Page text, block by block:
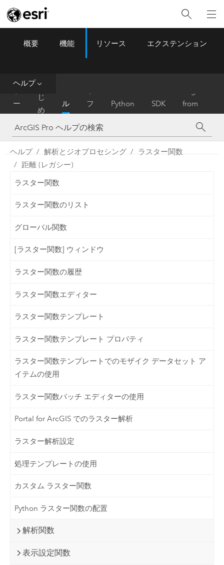
ArcGIS Pro Menu
概要 機能 リソース エクステンション
ヘルプ
ー
ム
は
じ
め
に
ル
プ
フ
ァ
レ
ン
ス
Python SDK
from
ArcMap
ヘルプ 解析とジオプロセシング
ラスター関数
距離 (レガシー)
ラスター関数
ラスター関数のリスト
グローバル関数
[ラスター関数] ウィンドウ
ラスター関数の履歴
ラスター関数エディター
ラスター関数テンプレート
ラスター関数テンプレート プロパティ
ラスター関数テンプレートでのモザイク データセット ア
イテムの使用
ラスター関数バッチ エディターの使用
Portal for ArcGIS でのラスター解析
ラスター解析設定
処理テンプレートの使用
カスタム ラスター関数
Python ラスター関数の配置
解析関数
表示設定関数